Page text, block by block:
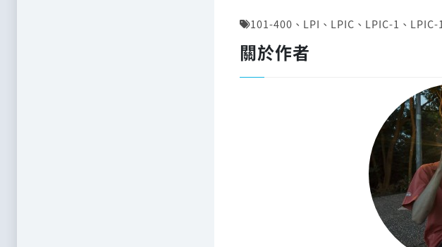
101-400 、 LPI 、 LPIC 、 LPIC-1 、 LPIC-
關於作者